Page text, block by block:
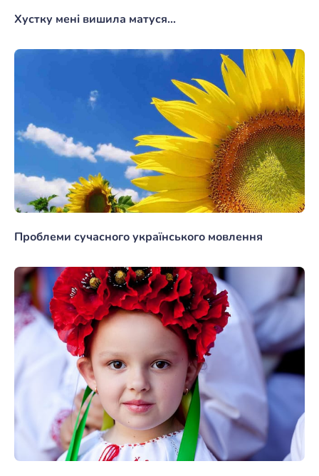
Хустку мені вишила матуся...
Проблеми сучасного українського мовлення